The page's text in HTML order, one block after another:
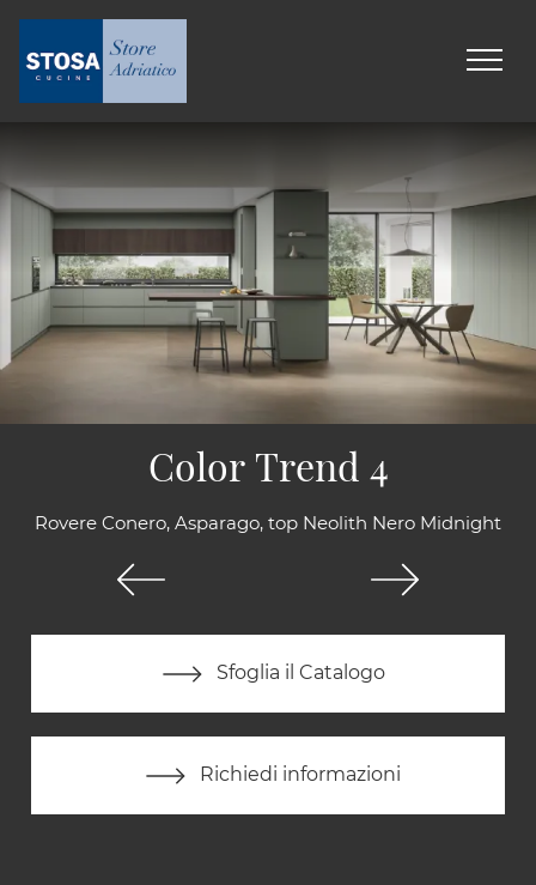
Rovere Conero, Asparago, top Neolith Nero Midnight
Sfoglia il Catalogo
Richiedi informazioni
Color Trend 4